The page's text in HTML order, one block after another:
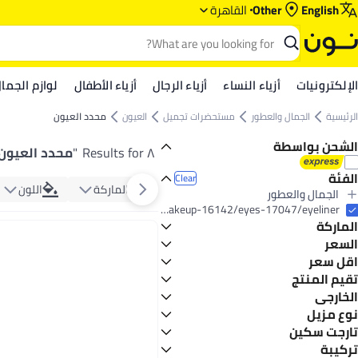
English
Other القاهرة
الإلكترونيات أزياء النساء أزياء الرجال أزياء الأطفال لوازم
الرئيسية الجمال والعطور مستحضرات تجميل العيون محدد العيون
الشحن بواسطة
الفئة
Clear
الجمال والعطور
All الجمال والعطور
مستحضرات تجميل
All مستحضرات تجميل
العيون
All العيون
محدد العيون
beauty/makeup-16142/eyes-17047/eyeliner
الماركة
فلورمار
ايسنس
أوريفليم
روز بيري
ذا وان
أماندا ميلانو
السعر
GO اقل سعر
أقل سعر في السنة
تقيم المنتج
0 Star or more
3.9
4.8
الخارجي
مطفي
نوع مزيل
المنظفات
مناديل مبللة
تارجت سكين
جميع أنواع البشرة
تركيبة
٨ Results for "محدد
الماركة
اللون